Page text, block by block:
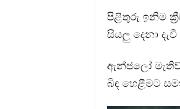
පිළිතුරු ඉනිම
සියලු දෙනා
ඇන්ජලෝ
බිඳ හෙළීමට